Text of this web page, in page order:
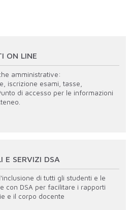
ON LINE
amministrative:
iscrizione esami, tasse,
di accesso per le informazioni
E SERVIZI DSA
di tutti gli studenti e le
con DSA per facilitare i rapporti
e il corpo docente